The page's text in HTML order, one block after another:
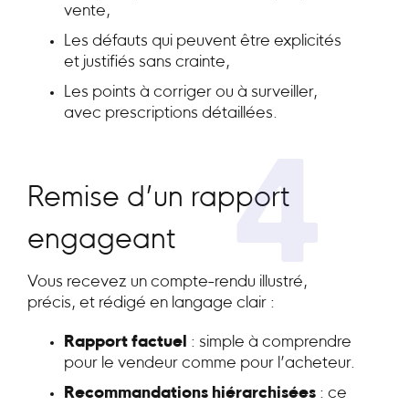
vente,
Les défauts qui peuvent être explicités
et justifiés sans crainte,
Les points à corriger ou à surveiller,
avec prescriptions détaillées.
4
Remise d’un rapport
engageant
Vous recevez un compte-rendu illustré,
précis, et rédigé en langage clair :
Rapport factuel : simple à comprendre
pour le vendeur comme pour l’acheteur.
Recommandations hiérarchisées : ce